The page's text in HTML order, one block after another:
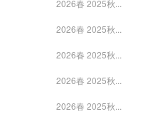
2026春 2025秋...
2026春 2025秋...
2026春 2025秋...
2026春 2025秋...
2026春 2025秋...